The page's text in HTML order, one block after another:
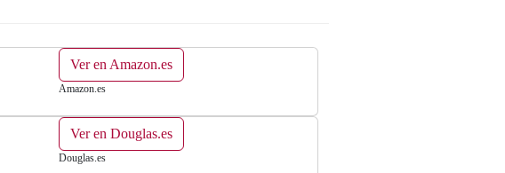
s
4
8
Ver en Amazon.es
Amazon.es
Ver en Douglas.es
Douglas.es